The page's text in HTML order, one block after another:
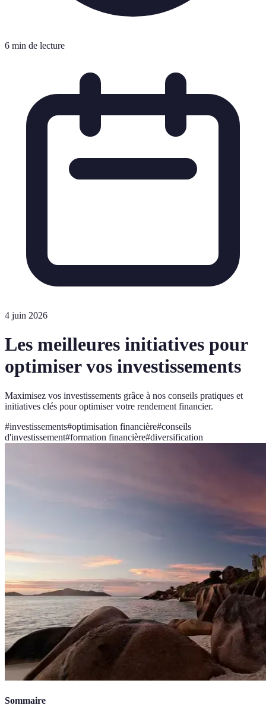
6 min de lecture
4 juin 2026
Les meilleures initiatives pour
optimiser vos investissements
Maximisez vos investissements grâce à nos conseils pratiques et
initiatives clés pour optimiser votre rendement financier.
#investissements#optimisation financière#conseils
d'investissement#formation financière#diversification
Sommaire